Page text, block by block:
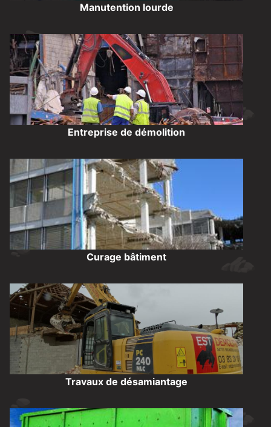
Manutention lourde
Entreprise de démolition
Curage bâtiment
Travaux de désamiantage